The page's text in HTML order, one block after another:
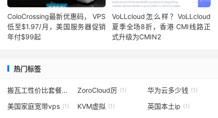
ColoCrossing最新优惠码， VPS
低至$1.97/月，美国服务器促销
年付$99起
VoLLcloud怎么样？VoLLcloud
夏季全场8折，香港 CMI线路正
式升级为CMIN2
热门标签
搬瓦工性价比套餐 ZoroCloud厉 (1) 华为云多少钱 (1)
美国家庭宽带vps (1) KVM虚拟 (1) 英国本土ip (1)